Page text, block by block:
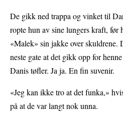
De gikk ned trappa og vinket til
ropte hun av sine lungers kraft, før
«Malek» sin jakke over
neste gate at det gikk opp for
Danis tøfler. Ja ja. En fin suvenir.
«Jeg kan ikke tro at det funka,»
på at de var langt nok unna.